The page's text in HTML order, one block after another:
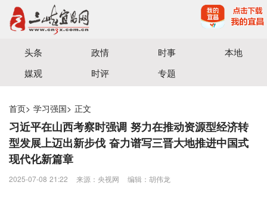
宜昌三峡融媒体中心主办
头条 政情 时事
本地
媒观
时评 专题
首页> 学习强国> 正文
习近平在山西考察时强调 努力在推动资源型经济转
型发展上迈出新步伐 奋力谱写三晋大地推进中国式
现代化新篇章
2025-07-08 21:22 来源：​央视网 编辑：胡伟龙